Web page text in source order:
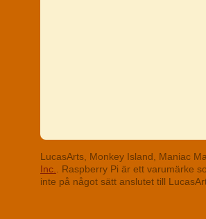
LucasArts, Monkey Island, Maniac
Inc.
. Raspberry Pi är ett varumärke
inte på något sätt anslutet till